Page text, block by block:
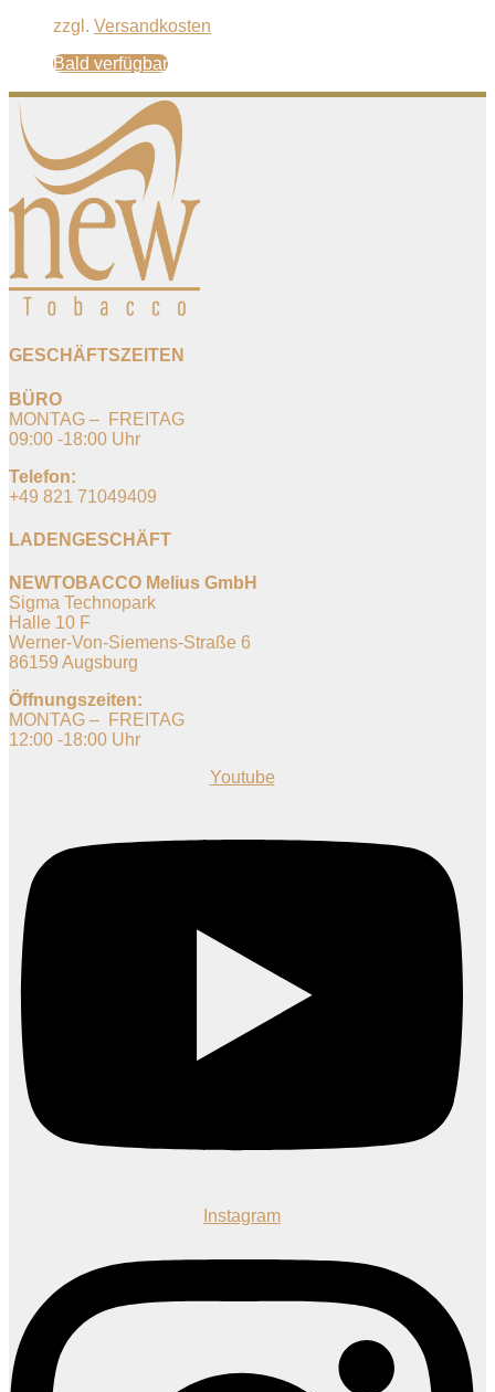
zzgl. Versandkosten
Bald verfügbar
GESCHÄFTSZEITEN
BÜRO
MONTAG – FREITAG
09:00 -18:00 Uhr
Telefon:
+49 821 71049409
LADENGESCHÄFT
NEWTOBACCO Melius GmbH
Sigma Technopark
Halle 10 F
Werner-Von-Siemens-Straße 6
86159 Augsburg
Öffnungszeiten:
MONTAG – FREITAG
12:00 -18:00 Uhr
Youtube
Instagram